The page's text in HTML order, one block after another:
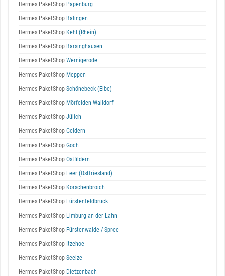
Hermes PaketShop Papenburg
Hermes PaketShop Balingen
Hermes PaketShop Kehl (Rhein)
Hermes PaketShop Barsinghausen
Hermes PaketShop Wernigerode
Hermes PaketShop Meppen
Hermes PaketShop Schönebeck (Elbe)
Hermes PaketShop Mörfelden-Walldorf
Hermes PaketShop Jülich
Hermes PaketShop Geldern
Hermes PaketShop Goch
Hermes PaketShop Ostfildern
Hermes PaketShop Leer (Ostfriesland)
Hermes PaketShop Korschenbroich
Hermes PaketShop Fürstenfeldbruck
Hermes PaketShop Limburg an der Lahn
Hermes PaketShop Fürstenwalde / Spree
Hermes PaketShop Itzehoe
Hermes PaketShop Seelze
Hermes PaketShop Dietzenbach